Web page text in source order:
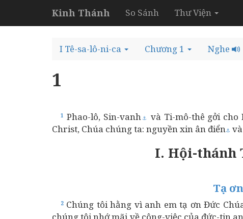
Kinh Thánh So Sánh Thư Viện
I Tê-sa-lô-ni-ca Chương 1 Nghe
1
1 Phao-lô, Sin-vanh⚓
và Ti-mô-thê gởi cho
Christ, Chúa chúng ta: nguyền xin ân điển⚓
I. Hội-thánh
Tạ
2 Chúng tôi hằng vì anh em tạ ơn Đức